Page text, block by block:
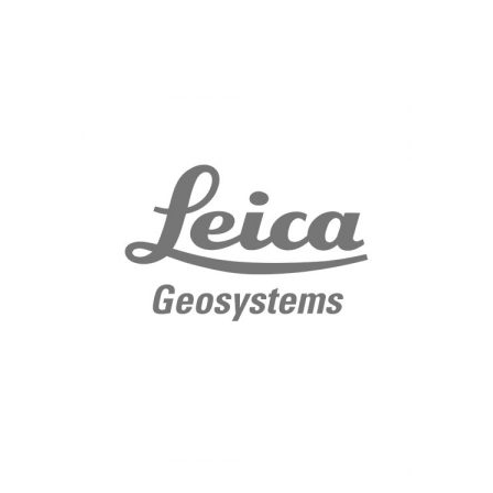
Leica Geosystems